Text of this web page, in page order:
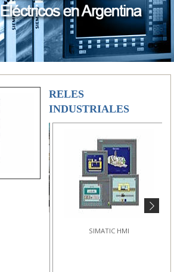
RELES
INDUSTRIALES
SIMATIC HMI